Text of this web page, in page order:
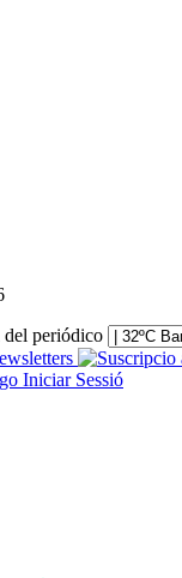
del periódico